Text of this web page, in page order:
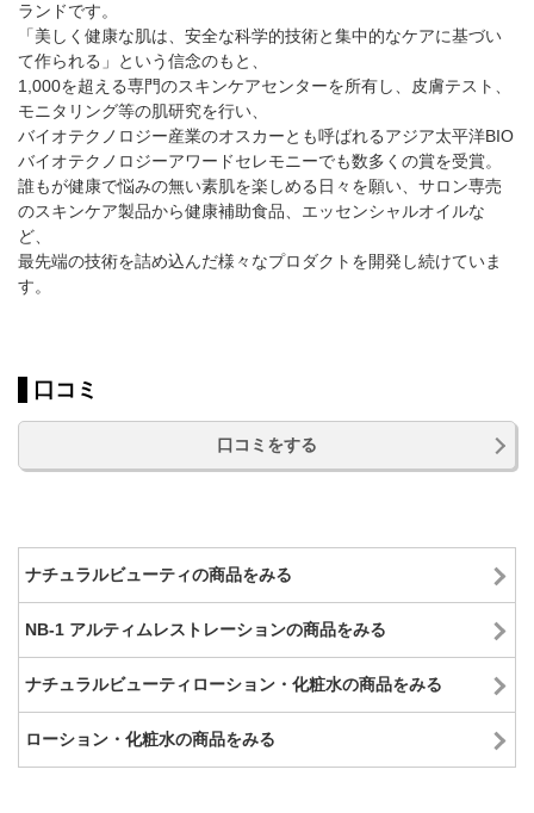
ランドです。
「美しく健康な肌は、安全な科学的技術と集中的なケアに基づい
て作られる」という信念のもと、
1,000を超える専門のスキンケアセンターを所有し、皮膚テスト、
モニタリング等の肌研究を行い、
バイオテクノロジー産業のオスカーとも呼ばれるアジア太平洋BIO
バイオテクノロジーアワードセレモニーでも数多くの賞を受賞。
誰もが健康で悩みの無い素肌を楽しめる日々を願い、サロン専売
のスキンケア製品から健康補助食品、エッセンシャルオイルな
ど、
最先端の技術を詰め込んだ様々なプロダクトを開発し続けていま
す。
口コミ
口コミをする
ナチュラルビューティの商品をみる
NB-1 アルティムレストレーションの商品をみる
ナチュラルビューティローション・化粧水の商品をみる
ローション・化粧水の商品をみる